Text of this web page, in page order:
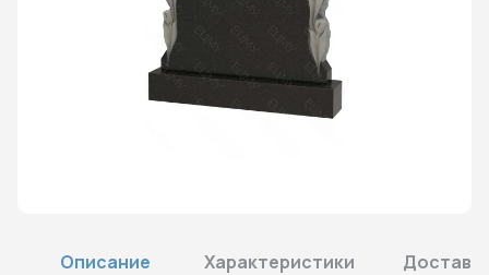
Описание Характеристики